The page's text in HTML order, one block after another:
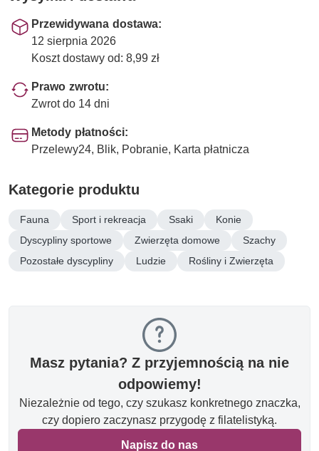
Przewidywana dostawa:
12 sierpnia 2026
Koszt dostawy od: 8,99 zł
Prawo zwrotu:
Zwrot do 14 dni
Metody płatności:
Przelewy24, Blik, Pobranie, Karta płatnicza
Kategorie produktu
Fauna Sport i rekreacja Ssaki
Konie
Dyscypliny sportowe
Zwierzęta domowe
Szachy
Pozostałe dyscypliny
Ludzie Rośliny i Zwierzęta
Masz pytania? Z przyjemnością na nie
odpowiemy!
Niezależnie od tego, czy szukasz konkretnego znaczka,
czy dopiero zaczynasz przygodę z filatelistyką.
Napisz do nas